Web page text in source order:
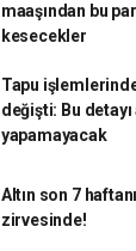
maaşından bu
kesecekler
Tapu
değişti: Bu
yapamayacak
Altın son 7
zirvesinde!